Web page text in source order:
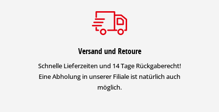
Versand und Retoure
Schnelle Lieferzeiten und 14 Tage Rückgaberecht!
Eine Abholung in unserer Filiale ist natürlich auch
möglich.